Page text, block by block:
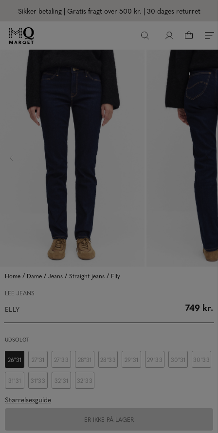
Sikker betaling | Gratis fragt over 500 kr. | 30 dages returret
Home / Dame / Jeans / Straight jeans / Elly
LEE JEANS
ELLY 749 kr.
UDSOLGT
26"31 27"31 27"33 28"31 28"33 29"31 29"33 30"31 30"33
31"31 31"33 32"31 32"33
Størrelsesguide
ER IKKE PÅ LAGER